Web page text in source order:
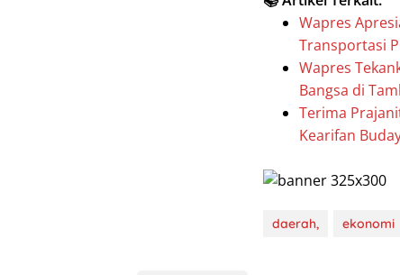
Wapres
Transportasi
Wapres
Bangsa di
Terima
Kearifan
daerah, ekonomi